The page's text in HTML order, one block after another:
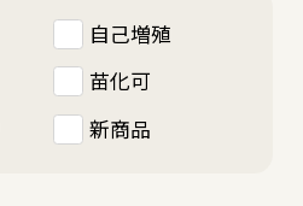
自己増殖
苗化可
新商品